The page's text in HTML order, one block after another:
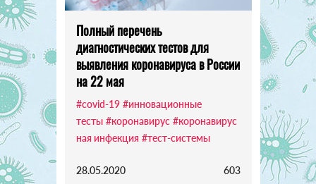
Полный перечень
диагностических тестов для
выявления коронавируса в России
на 22 мая
#covid-19 #инновационные
тесты #коронавирус #коронавирус
ная инфекция #тест-системы
28.05.2020 603